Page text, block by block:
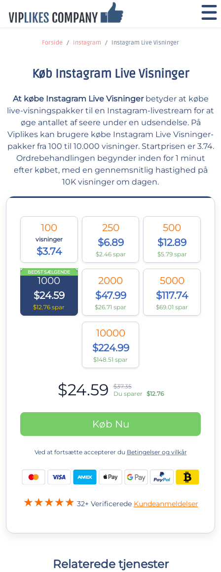
Forside Instagram Instagram Live Visninger
Køb Instagram Live Visninger
At købe Instagram Live Visningerbetyder at købe
live-visningspakker til en Instagram-livestream for at
øge antallet af seere under en udsendelse. På
Viplikes kan brugere købe Instagram Live Visninger-
pakker fra 100 til 10.000 visninger. Startprisen er 3.74.
Ordrebehandlingen begynder inden for 1 minut
efter købet, med en gennemsnitlig hastighed på
10K visninger om dagen.
100
visninger
$3.74
250
$6.89
$2.46 spar
500
$12.89
$5.79 spar
BEDST SÆLGENDE
1000
$24.59
$12.76 spar
2000
$47.99
$26.71 spar
5000
$117.74
$69.01 spar
10000
$224.99
$148.51 spar
$24.59
$37.35
Du sparer $12.76
Køb Nu
Ved at fortsætte accepterer du Betingelser og vilkår
32+ Verificerede Kundeanmeldelser
Relaterede tjenester